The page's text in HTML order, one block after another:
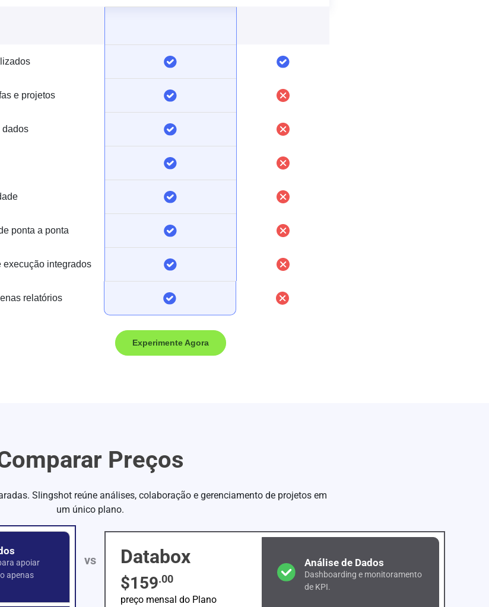
e projetos
dados
ponta a ponta
execução integrados
relatórios
Experimente Agora
Preços
Slingshot reúne análises, colaboração e gerenciamento de projetos em
um único plano.
apoiar
apenas
vs Databox
$159.00
preço mensal do Plano
Análise de Dados
Dashboarding e monitoramento
de KPI.